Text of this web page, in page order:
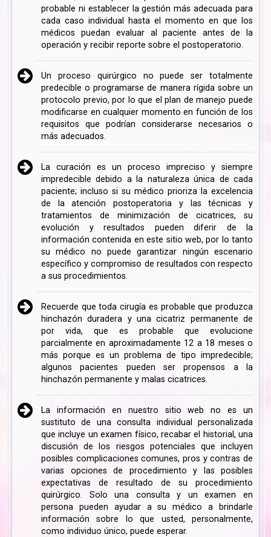
probable ni establecer la gestión más adecuada para
cada caso individual hasta el momento en que los
médicos puedan evaluar al paciente antes de la
operación y recibir reporte sobre el postoperatorio.
Un proceso quirúrgico no puede ser totalmente
predecible o programarse de manera rígida sobre un
protocolo previo, por lo que el plan de manejo puede
modificarse en cualquier momento en función de los
requisitos que podrían considerarse necesarios o
más adecuados.
La curación es un proceso impreciso y siempre
impredecible debido a la naturaleza única de cada
paciente; incluso si su médico prioriza la excelencia
de la atención postoperatoria y las técnicas y
tratamientos de minimización de cicatrices, su
evolución y resultados pueden diferir de la
información contenida en este sitio web, por lo tanto
su médico no puede garantizar ningún escenario
específico y compromiso de resultados con respecto
a sus procedimientos.
Recuerde que toda cirugía es probable que produzca
hinchazón duradera y una cicatriz permanente de
por vida, que es probable que evolucione
parcialmente en aproximadamente 12 a 18 meses o
más porque es un problema de tipo impredecible;
algunos pacientes pueden ser propensos a la
hinchazón permanente y malas cicatrices.
La información en nuestro sitio web no es un
sustituto de una consulta individual personalizada
que incluye un examen físico, recabar el historial, una
discusión de los riesgos potenciales que incluyen
posibles complicaciones comunes, pros y contras de
varias opciones de procedimiento y las posibles
expectativas de resultado de su procedimiento
quirúrgico. Solo una consulta y un examen en
persona pueden ayudar a su médico a brindarle
información sobre lo que usted, personalmente,
como individuo único, puede esperar.